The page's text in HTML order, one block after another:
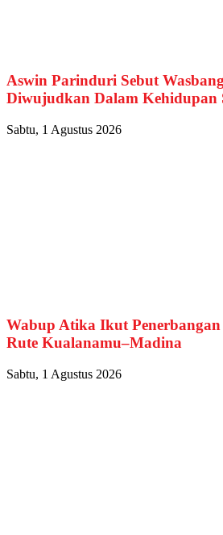
Aswin Parinduri Sebut
Diwujudkan Dalam Kehidupan
Sabtu, 1 Agustus 2026
Wabup Atika Ikut
Rute Kualanamu–Madina
Sabtu, 1 Agustus 2026